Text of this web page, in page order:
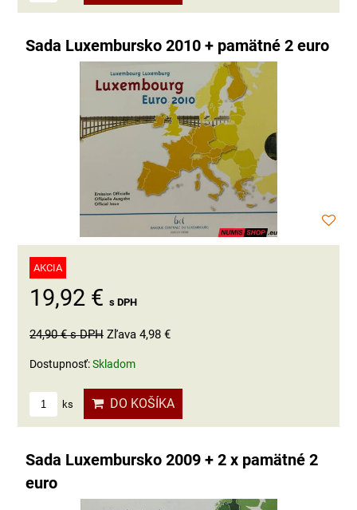
Sada Luxembursko 2010 + pamätné 2 euro
AKCIA
19,92 € s DPH
24,90 €s DPH Zľava 4,98 €
Dostupnosť:Skladom
ks DO KOŠÍKA
Sada Luxembursko 2009 + 2 x pamätné 2
euro